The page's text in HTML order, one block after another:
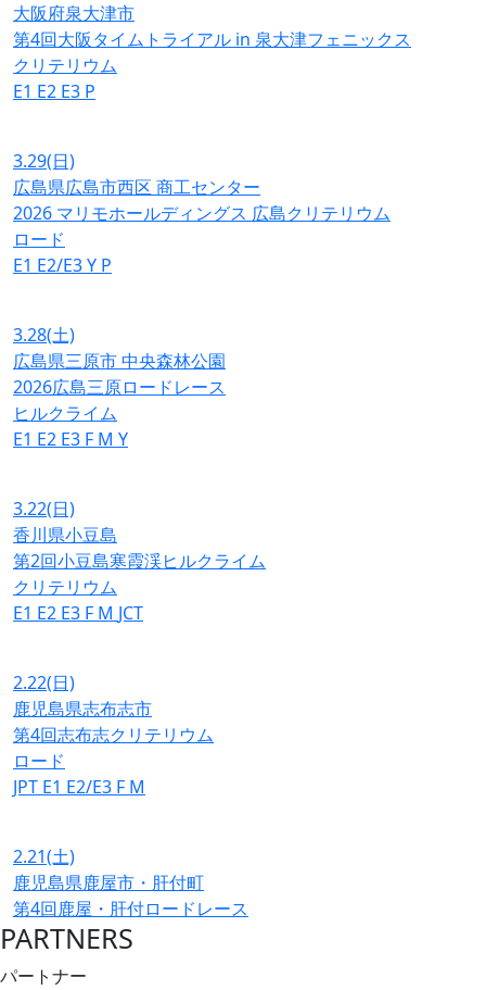
大阪府泉大津市
第4回大阪タイムトライアル in 泉大津フェニックス
クリテリウム
E1 E2 E3 P
3.29(日)
広島県広島市西区 商工センター
2026 マリモホールディングス 広島クリテリウム
ロード
E1 E2/E3Y P
3.28(土)
広島県三原市 中央森林公園
2026広島三原ロードレース
ヒルクライム
E1 E2 E3 F M Y
3.22(日)
香川県小豆島
第2回小豆島寒霞渓ヒルクライム
クリテリウム
E1 E2 E3 F M JCT
2.22(日)
鹿児島県志布志市
第4回志布志クリテリウム
ロード
JPT E1 E2/E3 F M
2.21(土)
鹿児島県鹿屋市・肝付町
第4回鹿屋・肝付ロードレース
PARTNERS
パートナー